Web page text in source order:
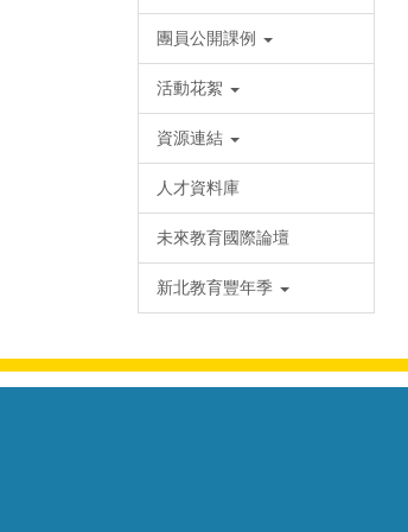
團員公開課例
活動花絮
資源連結
人才資料庫
未來教育國際論壇
新北教育豐年季